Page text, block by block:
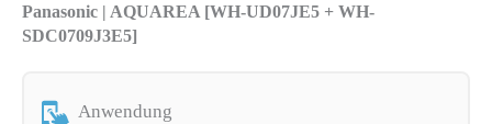
Panasonic | AQUAREA [WH-UD07JE5 + WH-
SDC0709J3E5]
Anwendung